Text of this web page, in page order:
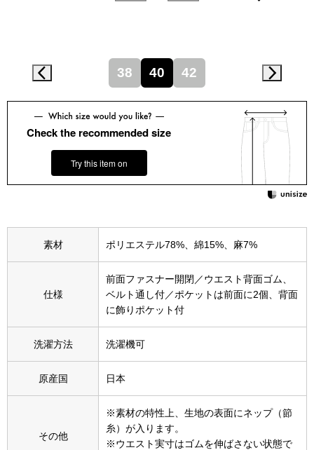
Miss Kyouko／ミスキョウコ
すべて見る
スニーカー
サンダル
その他
財布／小物
革小物
ポーチ
その他
ウオッチ
38 40 42
Check the recommended size
Try this item on
素材 ポリエステル78%、綿15%、麻7%
仕様
前面ファスナー開閉／ウエスト背面ゴム、
ベルト通し付／ポケットは前面に2個、背面
に飾りポケット付
洗濯方法 洗濯機可
原産国 日本
その他
※素材の特性上、生地の表面にネップ（節
糸）が入ります。
※ウエスト実寸はゴムを伸ばさない状態で